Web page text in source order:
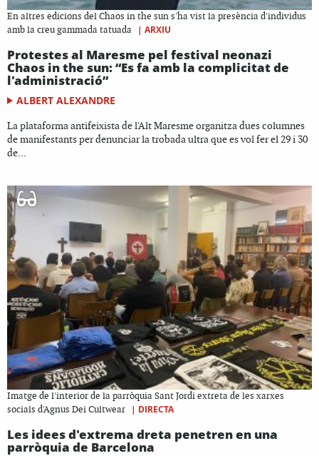
En altres edicions del Chaos in the sun s'ha vist la presència d'individus
amb la creu gammada tatuada
| ARXIU
Protestes al Maresme pel festival neonazi
Chaos in the sun: “Es fa amb la complicitat de
l'administració”
ALBERT ALEXANDRE
La plataforma antifeixista de l'Alt Maresme organitza dues columnes
de manifestants per denunciar la trobada ultra que es vol fer el 29 i 30
de...
Imatge de l'interior de la parròquia Sant Jordi extreta de les xarxes
socials d'Agnus Dei Cultwear
| DIRECTA
Les idees d'extrema dreta penetren en una
parròquia de Barcelona